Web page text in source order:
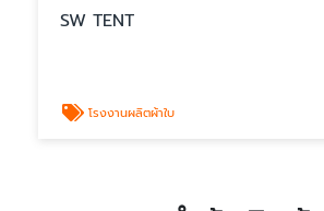
SW TENT
โรงงานผลิตผ้าใบ